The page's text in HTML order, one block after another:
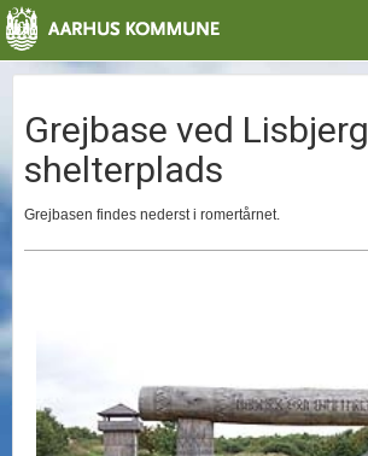
Grejbase ved Lisbjerg
shelterplads
Grejbasen findes nederst i romertårnet.